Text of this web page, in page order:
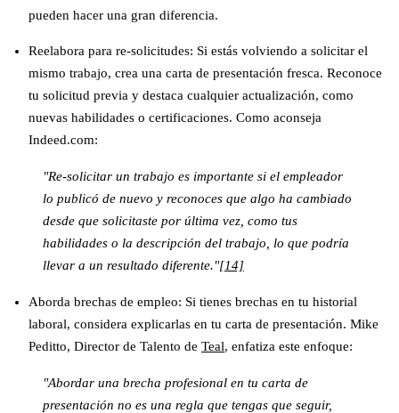
pueden hacer una gran diferencia.
Reelabora para re-solicitudes: Si estás volviendo a solicitar el
mismo trabajo, crea una carta de presentación fresca. Reconoce
tu solicitud previa y destaca cualquier actualización, como
nuevas habilidades o certificaciones. Como aconseja
Indeed.com:
"Re-solicitar un trabajo es importante si el empleador
lo publicó de nuevo y reconoces que algo ha cambiado
desde que solicitaste por última vez, como tus
habilidades o la descripción del trabajo, lo que podría
llevar a un resultado diferente."[14]
Aborda brechas de empleo: Si tienes brechas en tu historial
laboral, considera explicarlas en tu carta de presentación. Mike
Peditto, Director de Talento de Teal, enfatiza este enfoque:
"Abordar una brecha profesional en tu carta de
presentación no es una regla que tengas que seguir,